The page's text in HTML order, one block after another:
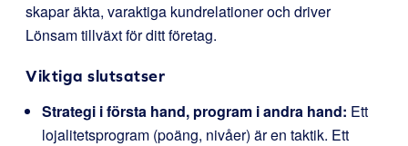
skapar äkta, varaktiga kundrelationer och driver
Lönsam tillväxt för ditt företag.
Viktiga slutsatser
Strategi i första hand, program i andra hand: Ett
lojalitetsprogram (poäng, nivåer) är en taktik. Ett